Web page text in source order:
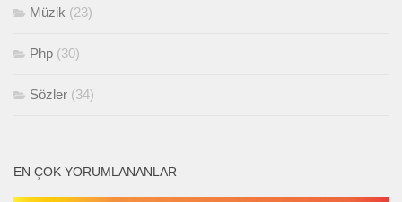
Müzik (23)
Php (30)
Sözler (34)
EN ÇOK YORUMLANANLAR